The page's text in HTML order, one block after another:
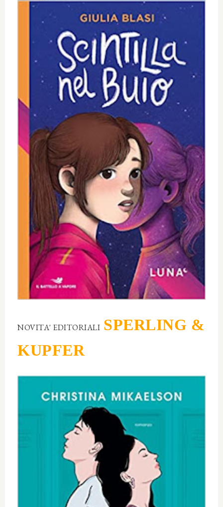
NOVITA' EDITORIALI SPERLING &
KUPFER